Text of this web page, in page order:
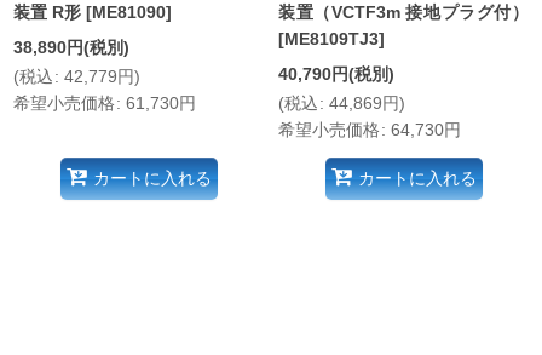
装置 R形 [ME81090]
38,890円(税別)
(税込: 42,779円)
希望小売価格: 61,730円
カートに入れる
装置（VCTF3m 接地プラグ付）
[ME8109TJ3]
40,790円(税別)
(税込: 44,869円)
希望小売価格: 64,730円
カートに入れる